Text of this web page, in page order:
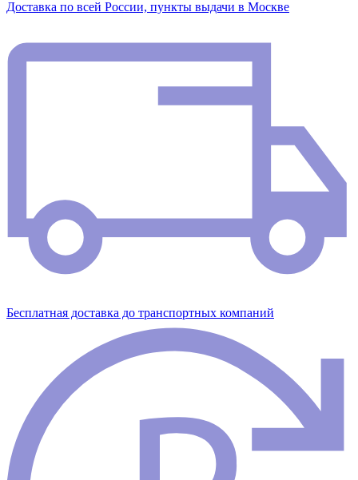
Доставка по всей России, пункты выдачи в Москве
Бесплатная доставка до транспортных компаний